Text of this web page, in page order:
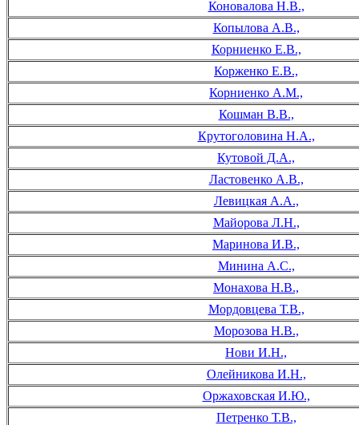
Коновалова Н.В.,
Копылова А.В.,
Корниенко Е.В.,
Корженко Е.В.,
Корниенко А.М.,
Кошман В.В.,
Крутоголовина Н.А.,
Кутовой Д.А.,
Ластовенко А.В.,
Левицкая А.А.,
Майорова Л.Н.,
Маринова И.В.,
Минина А.С.,
Монахова Н.В.,
Мордовцева Т.В.,
Морозова Н.В.,
Нови И.Н.,
Олейникова И.Н.,
Оржаховская И.Ю.,
Петренко Т.В.,